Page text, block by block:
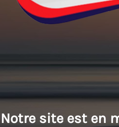
Notre site est en